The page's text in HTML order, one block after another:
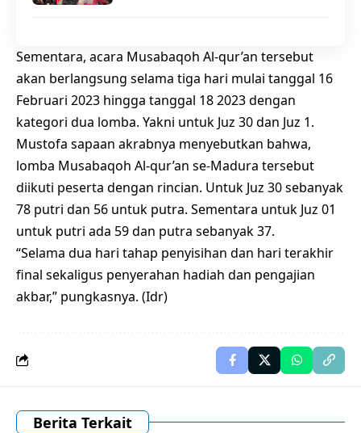
Sementara, acara Musabaqoh Al-qur’an tersebut
akan berlangsung selama tiga hari mulai tanggal 16
Februari 2023 hingga tanggal 18 2023 dengan
kategori dua lomba. Yakni untuk Juz 30 dan Juz 1.
Mustofa sapaan akrabnya menyebutkan bahwa,
lomba Musabaqoh Al-qur’an se-Madura tersebut
diikuti peserta dengan rincian. Untuk Juz 30 sebanyak
78 putri dan 56 untuk putra. Sementara untuk Juz 01
untuk putri ada 59 dan putra sebanyak 37.
“Selama dua hari tahap penyisihan dan hari terakhir
final sekaligus penyerahan hadiah dan pengajian
akbar,” pungkasnya. (Idr)
Berita Terkait